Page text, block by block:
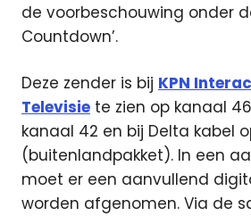
de voorbeschouwing onder
Countdown’.
Deze zender is bij KPN
Televisie te zien op kanaal
kanaal 42 en bij Delta kabel
(buitenlandpakket). In een
moet er een aanvullend
worden afgenomen. Via de